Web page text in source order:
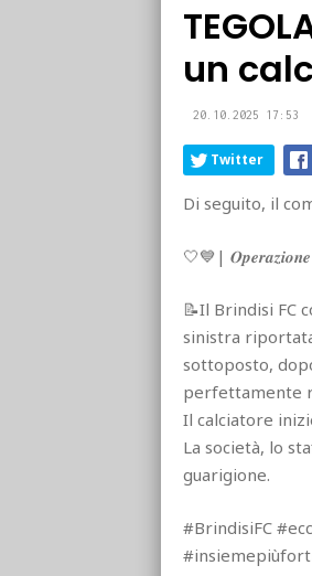
un
20.10.2025 17:53
Twitter
Di seguito, il
🤍💙| 𝑶𝒑𝒆𝒓𝒂𝒛𝒊𝒐𝒏𝒆
📝Il Brindisi FC
sinistra
sottoposto,
perfettamente
Il calciatore
La società, lo
guarigione.
#BrindisiFC